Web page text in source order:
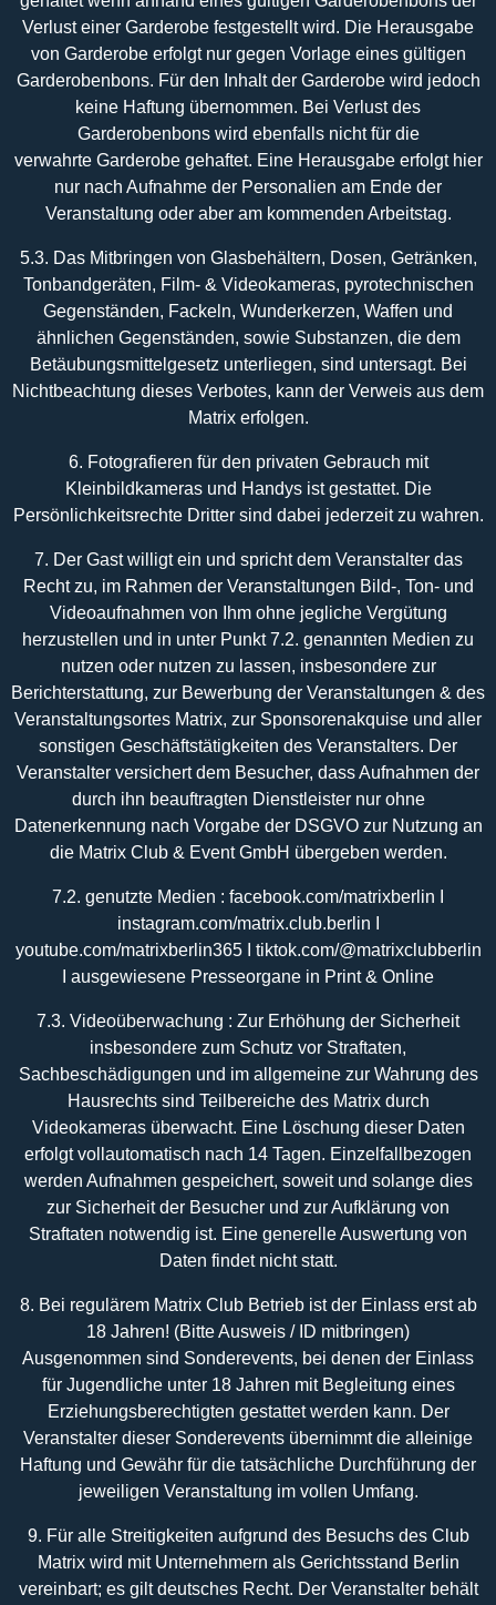
Verlust einer Garderobe festgestellt wird. Die Herausgabe
von Garderobe erfolgt nur gegen Vorlage eines gültigen
Garderobenbons. Für den Inhalt der Garderobe wird jedoch
keine Haftung übernommen. Bei Verlust des
Garderobenbons wird ebenfalls nicht für die
verwahrte Garderobe gehaftet. Eine Herausgabe erfolgt hier
nur nach Aufnahme der Personalien am Ende der
Veranstaltung oder aber am kommenden Arbeitstag.
5.3. Das Mitbringen von Glasbehältern, Dosen, Getränken,
Tonbandgeräten, Film- & Videokameras, pyrotechnischen
Gegenständen, Fackeln, Wunderkerzen, Waffen und
ähnlichen Gegenständen, sowie Substanzen, die dem
Betäubungsmittelgesetz unterliegen, sind untersagt. Bei
Nichtbeachtung dieses Verbotes, kann der Verweis aus dem
Matrix erfolgen.
6. Fotografieren für den privaten Gebrauch mit
Kleinbildkameras und Handys ist gestattet. Die
Persönlichkeitsrechte Dritter sind dabei jederzeit zu wahren.
7. Der Gast willigt ein und spricht dem Veranstalter das
Recht zu, im Rahmen der Veranstaltungen Bild-, Ton- und
Videoaufnahmen von Ihm ohne jegliche Vergütung
herzustellen und in unter Punkt 7.2. genannten Medien zu
nutzen oder nutzen zu lassen, insbesondere zur
Berichterstattung, zur Bewerbung der Veranstaltungen & des
Veranstaltungsortes Matrix, zur Sponsorenakquise und aller
sonstigen Geschäftstätigkeiten des Veranstalters. Der
Veranstalter versichert dem Besucher, dass Aufnahmen der
durch ihn beauftragten Dienstleister nur ohne
Datenerkennung nach Vorgabe der DSGVO zur Nutzung an
die Matrix Club & Event GmbH übergeben werden.
7.2. genutzte Medien : facebook.com/matrixberlin I
instagram.com/matrix.club.berlin I
youtube.com/matrixberlin365 I tiktok.com/@matrixclubberlin
I ausgewiesene Presseorgane in Print & Online
7.3. Videoüberwachung : Zur Erhöhung der Sicherheit
insbesondere zum Schutz vor Straftaten,
Sachbeschädigungen und im allgemeine zur Wahrung des
Hausrechts sind Teilbereiche des Matrix durch
Videokameras überwacht. Eine Löschung dieser Daten
erfolgt vollautomatisch nach 14 Tagen. Einzelfallbezogen
werden Aufnahmen gespeichert, soweit und solange dies
zur Sicherheit der Besucher und zur Aufklärung von
Straftaten notwendig ist. Eine generelle Auswertung von
Daten findet nicht statt.
8. Bei regulärem Matrix Club Betrieb ist der Einlass erst ab
18 Jahren! (Bitte Ausweis / ID mitbringen)
Ausgenommen sind Sonderevents, bei denen der Einlass
für Jugendliche unter 18 Jahren mit Begleitung eines
Erziehungsberechtigten gestattet werden kann. Der
Veranstalter dieser Sonderevents übernimmt die alleinige
Haftung und Gewähr für die tatsächliche Durchführung der
jeweiligen Veranstaltung im vollen Umfang.
9. Für alle Streitigkeiten aufgrund des Besuchs des Club
Matrix wird mit Unternehmern als Gerichtsstand Berlin
vereinbart; es gilt deutsches Recht. Der Veranstalter behält